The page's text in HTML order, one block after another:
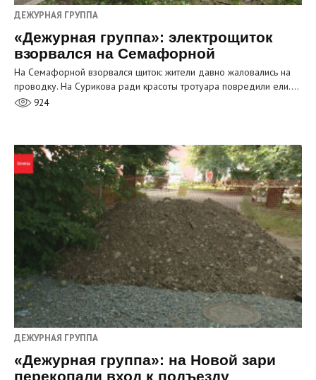
ДЕЖУРНАЯ ГРУППА
«Дежурная группа»: электрощиток
взорвался на Семафорной
На Семафорной взорвался щиток: жители давно жаловались на
проводку. На Сурикова ради красоты тротуара повредили ели.…
924
ДЕЖУРНАЯ ГРУППА
«Дежурная группа»: на Новой зари
перекопали вход к подъезду